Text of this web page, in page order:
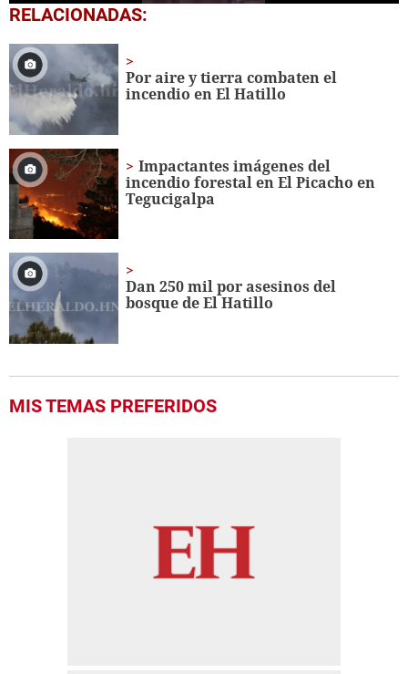
0
seconds
1
minute,
18
seconds
RELACIONADAS:
Por aire y tierra combaten el
incendio en El Hatillo
Impactantes imágenes del
incendio forestal en El Picacho en
Tegucigalpa
Dan 250 mil por asesinos del
bosque de El Hatillo
MIS TEMAS PREFERIDOS